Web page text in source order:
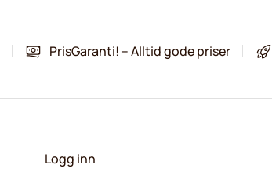
PrisGaranti! – Alltid gode priser
Logg inn